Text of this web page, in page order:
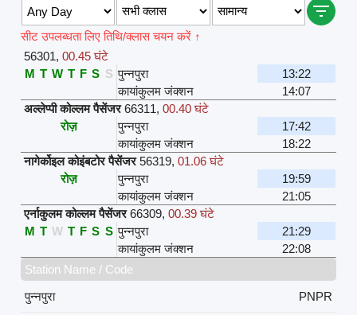
सीट उपलब्धता लिए तिथि/क्लास चयन करें ↑
56301,00.45 घंटे
M T W T F S S पुन्नपुरा
13:22
कायांकुलम जंक्शन
14:07
अल्लेप्पी कोल्लम पैसेंजर 66311,00.40 घंटे
रोज़
पुन्नपुरा
17:42
कायांकुलम जंक्शन
18:22
नागेर्कोइल कोइंबटोर पैसेंजर 56319,01.06 घंटे
रोज़
पुन्नपुरा
19:59
कायांकुलम जंक्शन
21:05
एर्नाकुलम कोल्लम पैसेंजर 66309,00.39 घंटे
M T W T F S S पुन्नपुरा
21:29
कायांकुलम जंक्शन
22:08
Station Name / Code
पुन्नपुरा
PNPR